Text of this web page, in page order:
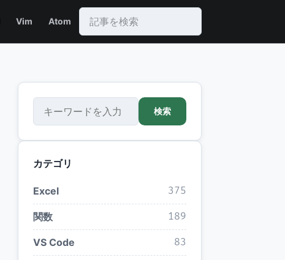
Vim Atom
検索
カテゴリ
Excel 375
関数 189
VS Code 83